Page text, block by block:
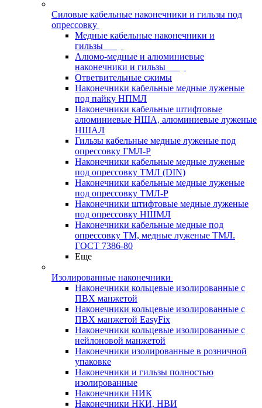
Силовые кабельные наконечники и гильзы под
опрессовку
Медные кабельные наконечники и
гильзы
Алюмо-медные и алюминиевые
наконечники и гильзы
Ответвительные сжимы
Наконечники кабельные медные луженые
под пайку НПМЛ
Наконечники кабельные штифтовые
алюминиевые НША, алюминиевые луженые
НШАЛ
Гильзы кабельные медные луженые под
опрессовку ГМЛ-Р
Наконечники кабельные медные луженые
под опрессовку ТМЛ (DIN)
Наконечники кабельные медные луженые
под опрессовку ТМЛ-Р
Наконечники штифтовые медные луженые
под опрессовку НШМЛ
Наконечники кабельные медные под
опрессовку ТМ, медные луженые ТМЛ.
ГОСТ 7386-80
Еще
Изолированные наконечники
Наконечники кольцевые изолированные с
ПВХ манжетой
Наконечники кольцевые изолированные с
ПВХ манжетой EasyFix
Наконечники кольцевые изолированные с
нейлоновой манжетой
Наконечники изолированные в розничной
упаковке
Наконечники и гильзы полностью
изолированные
Наконечники НИК
Наконечники НКИ, НВИ